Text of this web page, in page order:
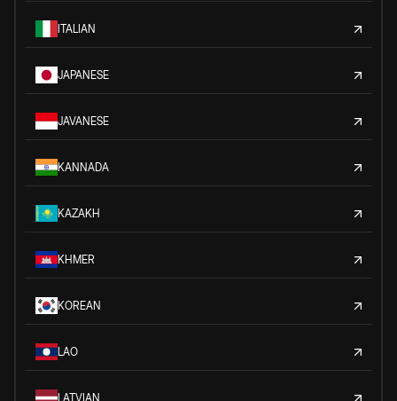
ITALIAN
JAPANESE
JAVANESE
KANNADA
KAZAKH
KHMER
KOREAN
LAO
LATVIAN